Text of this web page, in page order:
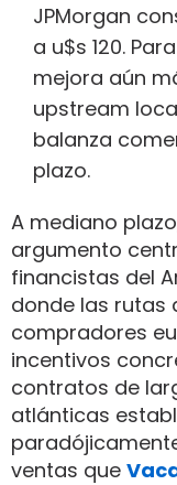
JPMorgan
a u$s 120.
mejora aún
upstream
balanza
plazo.
A mediano
argumento
financistas del
donde las rutas
compradores
incentivos
contratos de
atlánticas
ventas que